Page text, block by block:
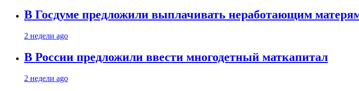
В Госдуме предложили выплачивать неработающим
2 недели ago
В России предложили ввести многодетный маткапитал
2 недели ago